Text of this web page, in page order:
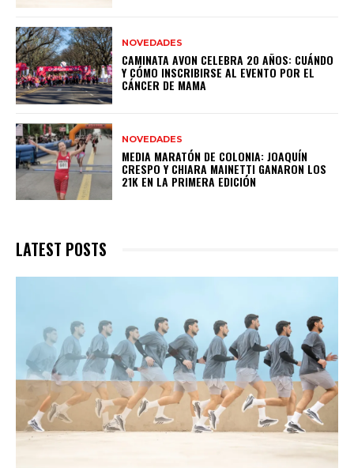
NOVEDADES
CAMINATA AVON CELEBRA 20 AÑOS: CUÁNDO
Y CÓMO INSCRIBIRSE AL EVENTO POR EL
CÁNCER DE MAMA
NOVEDADES
MEDIA MARATÓN DE COLONIA: JOAQUÍN
CRESPO Y CHIARA MAINETTI GANARON LOS
21K EN LA PRIMERA EDICIÓN
LATEST POSTS